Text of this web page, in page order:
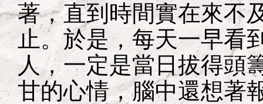
著，直到時間實在來不
止。於是，每天一早看
人，一定是當日拔得頭
甘的心情，腦中還想著